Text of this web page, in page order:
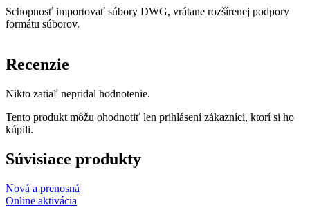
Schopnosť importovať súbory DWG, vrátane rozšírenej podpory
formátu súborov.
Recenzie
Nikto zatiaľ nepridal hodnotenie.
Tento produkt môžu ohodnotiť len prihlásení zákazníci, ktorí si ho
kúpili.
Súvisiace produkty
Nová a prenosná
Online aktivácia